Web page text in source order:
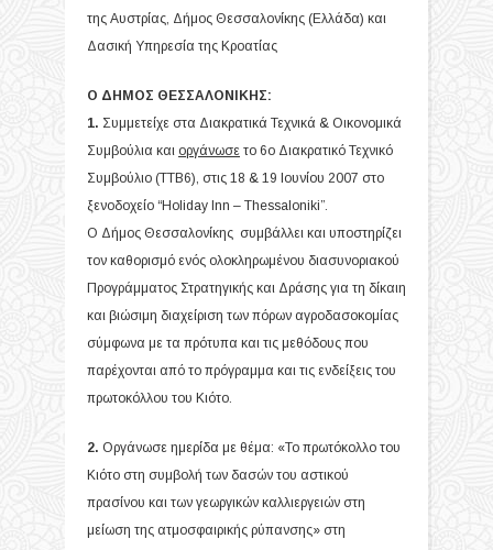
της Αυστρίας, Δήμος Θεσσαλονίκης (Ελλάδα) και
Δασική Υπηρεσία της Κροατίας
Ο ΔΗΜΟΣ ΘΕΣΣΑΛΟΝΙΚΗΣ:
1. Συμμετείχε στα Διακρατικά Τεχνικά & Οικονομικά
Συμβούλια και οργάνωσε το 6ο Διακρατικό Τεχνικό
Συμβούλιο (ΤΤΒ6), στις 18 & 19 Ιουνίου 2007 στο
ξενοδοχείο “Holiday Inn – Thessaloniki”.
Ο Δήμος Θεσσαλονίκης συμβάλλει και υποστηρίζει
τον καθορισμό ενός ολοκληρωμένου διασυνοριακού
Προγράμματος Στρατηγικής και Δράσης για τη δίκαιη
και βιώσιμη διαχείριση των πόρων αγροδασοκομίας
σύμφωνα με τα πρότυπα και τις μεθόδους που
παρέχονται από το πρόγραμμα και τις ενδείξεις του
πρωτοκόλλου του Κιότο.
2. Οργάνωσε ημερίδα με θέμα: «Το πρωτόκολλο του
Κιότο στη συμβολή των δασών του αστικού
πρασίνου και των γεωργικών καλλιεργειών στη
μείωση της ατμοσφαιρικής ρύπανσης» στη